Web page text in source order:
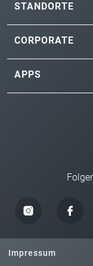
STANDORTE
CORPORATE
APPS
Impressum